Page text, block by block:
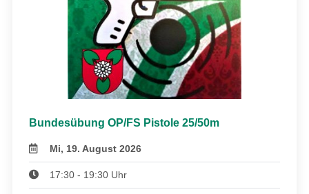
Bundesübung OP/FS Pistole 25/50m
Mi, 19. August 2026
17:30 - 19:30 Uhr